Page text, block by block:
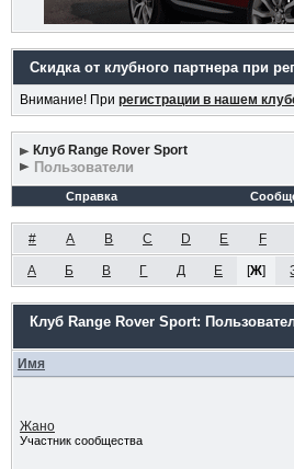
Скидка от клубного партнера при
Внимание! При регистрации в нашем
Клуб Range Rover Sport
Пользователи
Справка
# A B C D E F
А Б В Г Д Е [Ж]
Клуб Range Rover Sport:
Имя
Жано
Участник сообщества